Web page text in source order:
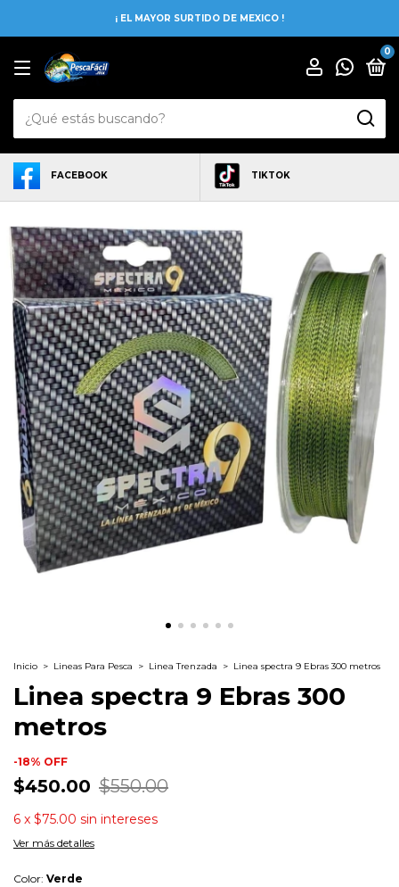
¡ EL MAYOR SURTIDO DE MEXICO !
0
FACEBOOK TIKTOK
Inicio > Lineas Para Pesca > Linea Trenzada > Linea spectra 9 Ebras 300 metros
Linea spectra 9 Ebras 300
metros
-18% OFF
$450.00 $550.00
6 x $75.00 sin intereses
Ver más detalles
Color: Verde